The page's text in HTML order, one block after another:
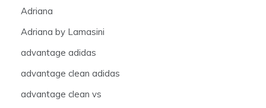
Adriana
Adriana by Lamasini
advantage adidas
advantage clean adidas
advantage clean vs